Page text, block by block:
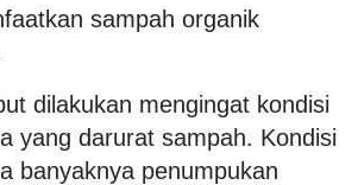
sampah organik
dilakukan mengingat kondisi
yang darurat sampah. Kondisi
banyaknya penumpukan